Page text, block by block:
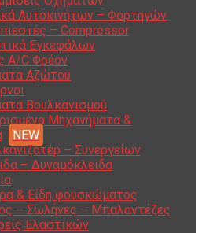
Αυτοκινήτων – Φορτηγών
– Compressor
Εγκεφάλων
A/C Φρέον
Αζώτου
Βουλκανισμού
Μηχανήματα &
– Συνεργείων
– Δυναμόκλειδα
& Είδη φουσκώματος
– Σωλήνες – Μπαλαντέζες
Ελαστικών